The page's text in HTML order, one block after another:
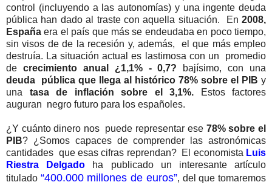
control (incluyendo a las autonomías) y una ingente deuda
pública han dado al traste con aquella situación. En 2008,
Españaera el país que más se endeudaba en poco tiempo,
sin visos de de la recesión y, además, el que más empleo
destruía. La situación actual es lastimosa con un promedio
de crecimiento anual ¿1,1% - 0,7? bajísimo, con una
deuda pública que llega al histórico 78% sobre el PIB y
una tasa de inflación sobre el 3,1%. Estos factores
auguran negro futuro para los españoles.
¿Y cuánto dinero nos puede representar ese 78% sobre el
PIB? ¿Somos capaces de comprender las astronómicas
cantidades que esas cifras reprendan? El economista Luis
Riestra Delgado ha publicado un interesante artículo
titulado “400.000 millones de euros”, del que tomaremos